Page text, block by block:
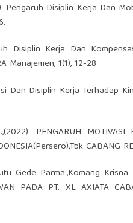
Pengaruh Disiplin Kerja Dan
Disiplin Kerja Dan
Manajemen, 1(1), 12-28
Dan Disiplin Kerja Terhadap
PENGARUH MOTIVASI
CABANG
Gede Parma.,Komang Krisna
PADA PT. XL AXIATA